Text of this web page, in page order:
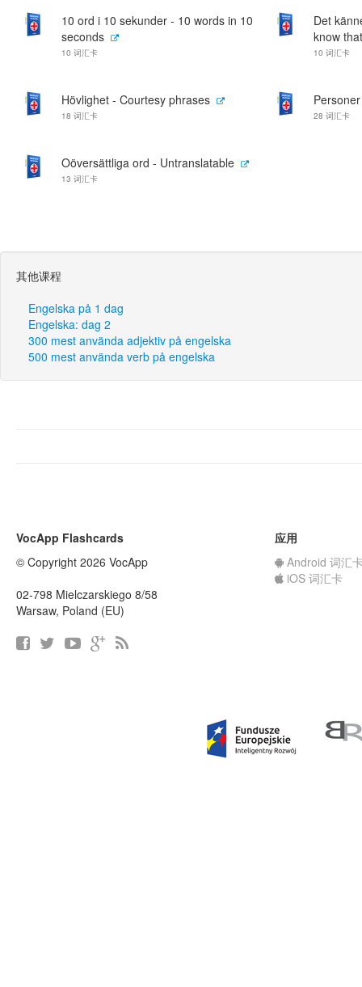
10 ord i 10 sekunder - 10 words in 10
seconds
10 词汇卡
Det
know
10 词汇卡
Hövlighet - Courtesy phrases
18 词汇卡 28 词汇卡
Oöversättliga ord - Untranslatable
13 词汇卡
其他课程
Engelska på 1 dag
Engelska: dag 2
300 mest använda adjektiv på engelska
500 mest använda verb på engelska
VocApp Flashcards
© Copyright 2026 VocApp
02-798 Mielczarskiego 8/58
Warsaw, Poland (EU)
应用
Android 词汇
iOS 词汇卡